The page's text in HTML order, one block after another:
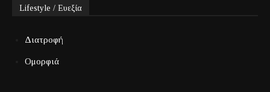
Lifestyle / Ευεξία
Διατροφή
Ομορφιά